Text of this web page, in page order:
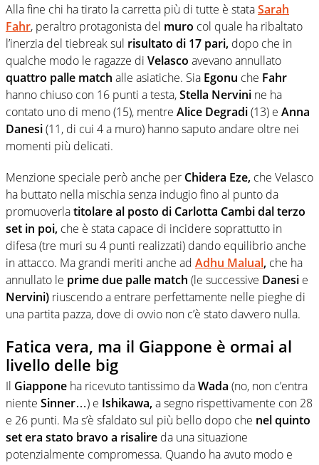
Alla fine chi ha tirato la carretta più di tutte è stataSarah
Fahr, peraltro protagonista del muro col quale ha ribaltato
l’inerzia del tiebreak sul risultato di 17 pari, dopo che in
qualche modo le ragazze di Velasco avevano annullato
quattro palle match alle asiatiche. Sia Egonu che Fahr
hanno chiuso con 16 punti a testa,Stella Nervini ne ha
contato uno di meno (15), mentre Alice Degradi(13) e Anna
Danesi(11, di cui 4 a muro) hanno saputo andare oltre nei
momenti più delicati.
Menzione speciale però anche per Chidera Eze, che Velasco
ha buttato nella mischia senza indugio fino al punto da
promuoverlatitolare al posto di Carlotta Cambi dal terzo
set in poi, che è stata capace di incidere soprattutto in
difesa (tre muri su 4 punti realizzati) dando equilibrio anche
in attacco. Ma grandi meriti anche ad Adhu Malual, che ha
annullato le prime due palle match (le successive Danesi e
Nervini) riuscendo a entrare perfettamente nelle pieghe di
una partita pazza, dove di ovvio non c’è stato davvero nulla.
Fatica vera, ma il Giappone è ormai al
livello delle big
Il Giappone ha ricevuto tantissimo daWada (no, non c’entra
niente Sinner…) e Ishikawa,a segno rispettivamente con 28
e 26 punti. Ma s’è sfaldato sul più bello dopo che nel quinto
set era stato bravo a risalire da una situazione
potenzialmente compromessa. Quando ha avuto modo e